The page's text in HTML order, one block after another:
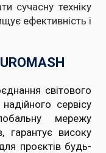
сучасну техніку
ефективність і
світового
сервісу
мережу
гарантує високу
проєктів будь-